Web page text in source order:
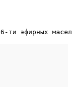
ти эфирных